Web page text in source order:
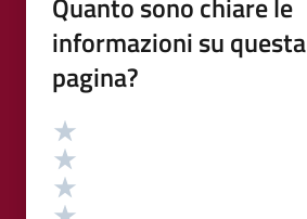
informazioni su questa
pagina?
Valutazione